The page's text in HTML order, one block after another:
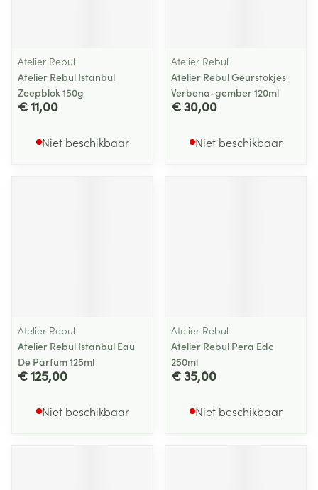
Atelier Rebul
Atelier Rebul Istanbul
Zeepblok 150g
€ 11,00
Niet beschikbaar
Atelier Rebul
Atelier Rebul Geurstokjes
Verbena-gember 120ml
€ 30,00
Niet beschikbaar
Atelier Rebul
Atelier Rebul Istanbul Eau
De Parfum 125ml
€ 125,00
Niet beschikbaar
Atelier Rebul
Atelier Rebul Pera Edc
250ml
€ 35,00
Niet beschikbaar